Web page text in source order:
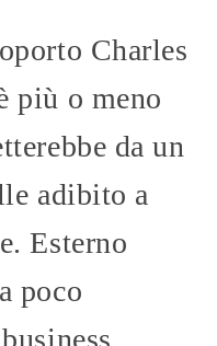
Charles
più o meno
da un
adibito a
Esterno
poco